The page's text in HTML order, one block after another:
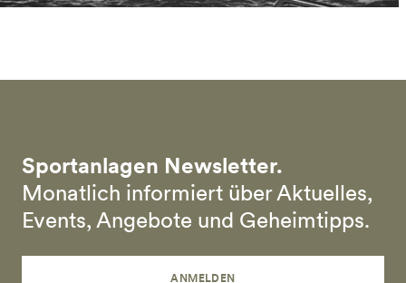
Sportanlagen Newsletter.
Monatlich informiert über Aktuelles,
Events, Angebote und Geheimtipps.
ANMELDEN